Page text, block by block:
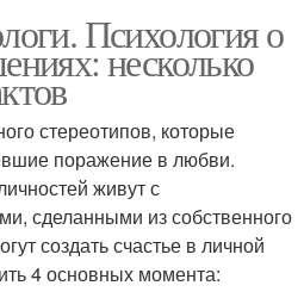
Психология о
несколько
стереотипов, которые
поражение в любви.
живут с
сделанными из собственного
создать счастье в личной
4 основных момента: